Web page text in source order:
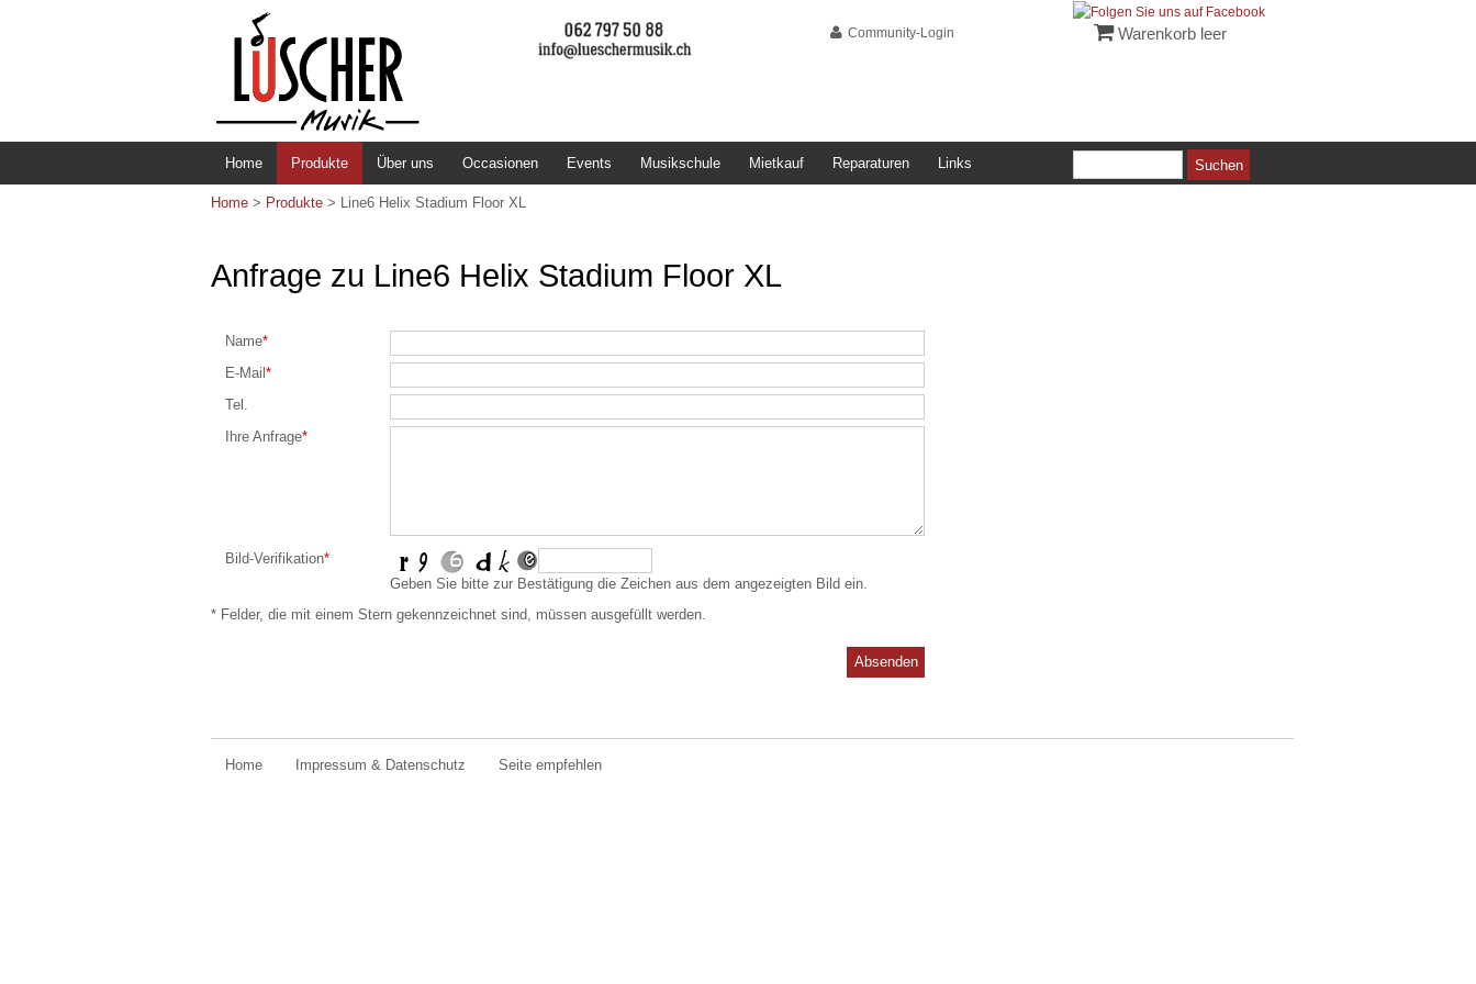
Community-Login Warenkorb leer
Home Produkte Über uns Occasionen Events Musikschule Mietkauf Reparaturen Links Suchen
Home > Produkte > Line6 Helix Stadium Floor XL
Anfrage zu Line6 Helix Stadium Floor XL
Name*
E-Mail *
Tel.
Ihre Anfrage*
Bild-Verifikation*
Geben Sie bitte zur Bestätigung die Zeichen aus dem angezeigten Bild ein.
* Felder, die mit einem Stern gekennzeichnet sind, müssen ausgefüllt werden.
Absenden
Home Impressum & Datenschutz Seite empfehlen